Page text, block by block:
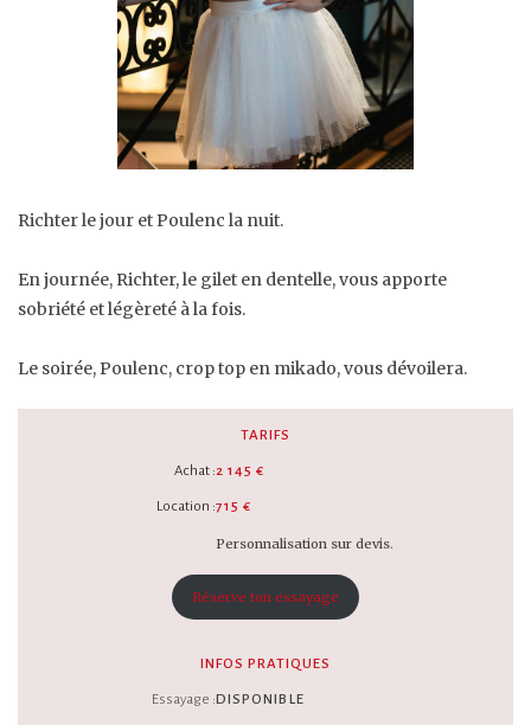
Richter le jour et Poulenc la nuit.
En journée, Richter, le gilet en dentelle, vous apporte
sobriété et légèreté à la fois.
Le soirée, Poulenc, crop top en mikado, vous dévoilera.
TARIFS
Achat :
Location :
2 145 €
715 €
Personnalisation sur devis.
Réserve ton essayage
INFOS PRATIQUES
Essayage :DISPONIBLE